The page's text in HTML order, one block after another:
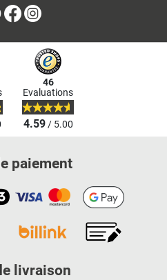
BlogFacebook
46
Evaluations
4.59/ 5.00
paiement
livraison